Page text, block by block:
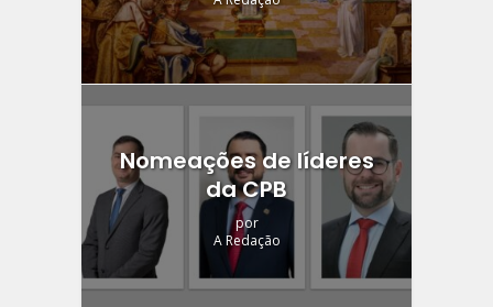
Nomeações de líderes
da CPB
por
A Redação